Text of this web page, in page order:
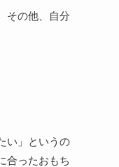
その他、自分
い」というの
合ったおもち